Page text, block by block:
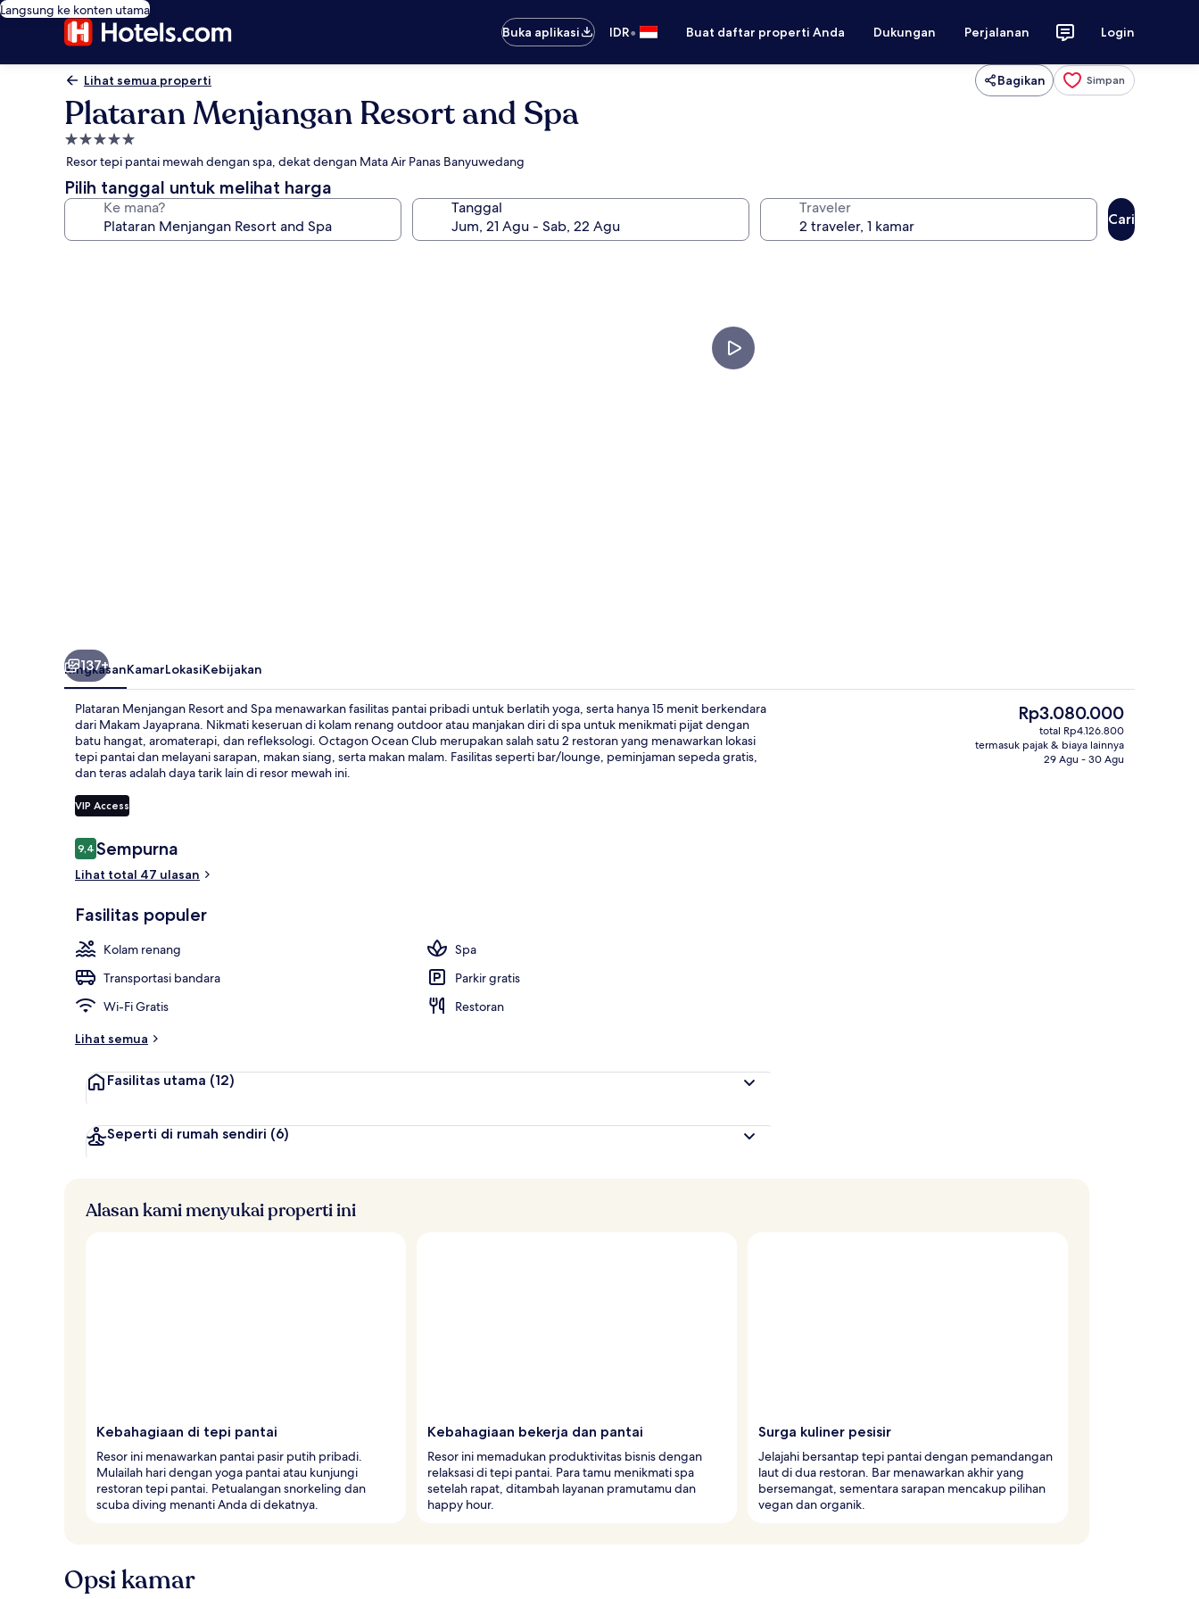
Langsung ke konten utama
Buka aplikasi
IDR• Buat daftar properti Anda Dukungan Perjalanan Login
Lihat semua properti Bagikan Simpan
Plataran Menjangan Resort and Spa
Properti
bintang
5.0
Resor tepi pantai mewah dengan spa, dekat dengan Mata Air Panas Banyuwedang
Pilih tanggal untuk melihat harga
Ke mana? Tanggal Traveler
Cari
2 restoran; melayani sarapan, makan siang, dan makan malamKolam renang outdoor, dengan
137+
RingkasanKamarLokasiKebijakan
Plataran Menjangan Resort and Spa menawarkan fasilitas pantai pribadi untuk berlatih yoga, serta hanya 15 menit berkendara
dari Makam Jayaprana. Nikmati keseruan di kolam renang outdoor atau manjakan diri di spa untuk menikmati pijat dengan
batu hangat, aromaterapi, dan refleksologi. Octagon Ocean Club merupakan salah satu 2 restoran yang menawarkan lokasi
tepi pantai dan melayani sarapan, makan siang, serta makan malam. Fasilitas seperti bar/lounge, peminjaman sepeda gratis,
dan teras adalah daya tarik lain di resor mewah ini.
VIP Access
Ulasan
9,49,4 dari 10
Sempurna
Lihat total 47 ulasan
Fasilitas populer
Kolam renang
Spa
Transportasi bandara
Parkir gratis
Wi-Fi Gratis
Restoran
Lihat semua
Fasilitas utama (12)
Seperti di rumah sendiri (6)
Harga
saat
ini
Rp3.080.000
Rp3.080.000
total Rp4.126.800
termasuk pajak & biaya lainnya
29 Agu - 30 Agu
Alasan kami menyukai properti ini
Kebahagiaan di tepi pantai
Resor ini menawarkan pantai pasir putih pribadi.
Mulailah hari dengan yoga pantai atau kunjungi
restoran tepi pantai. Petualangan snorkeling dan
scuba diving menanti Anda di dekatnya.
Kebahagiaan bekerja dan pantai
Resor ini memadukan produktivitas bisnis dengan
relaksasi di tepi pantai. Para tamu menikmati spa
setelah rapat, ditambah layanan pramutamu dan
happy hour.
Surga kuliner pesisir
Jelajahi bersantap tepi pantai dengan pemandangan
laut di dua restoran. Bar menawarkan akhir yang
bersemangat, sementara sarapan mencakup pilihan
vegan dan organik.
Opsi kamar